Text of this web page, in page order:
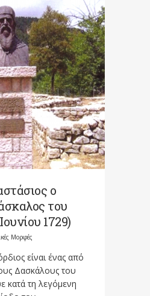
ο
του
1729)
Μορφές
είναι ένας από
Δασκάλους του
κατά τη λεγόμενη